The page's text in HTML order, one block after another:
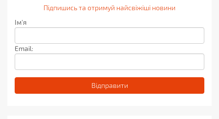
Підпишись та отримуй найсвіжіші новини
Ім'я
Email: